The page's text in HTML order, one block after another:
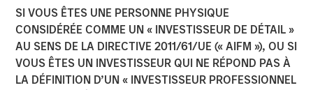
SI VOUS ÊTES UNE PERSONNE PHYSIQUE
CONSIDÉRÉE COMME UN « INVESTISSEUR DE DÉTAIL »
AU SENS DE LA DIRECTIVE 2011/61/UE (« AIFM »), OU SI
VOUS ÊTES UN INVESTISSEUR QUI NE RÉPOND PAS À
LA DÉFINITION D’UN « INVESTISSEUR PROFESSIONNEL